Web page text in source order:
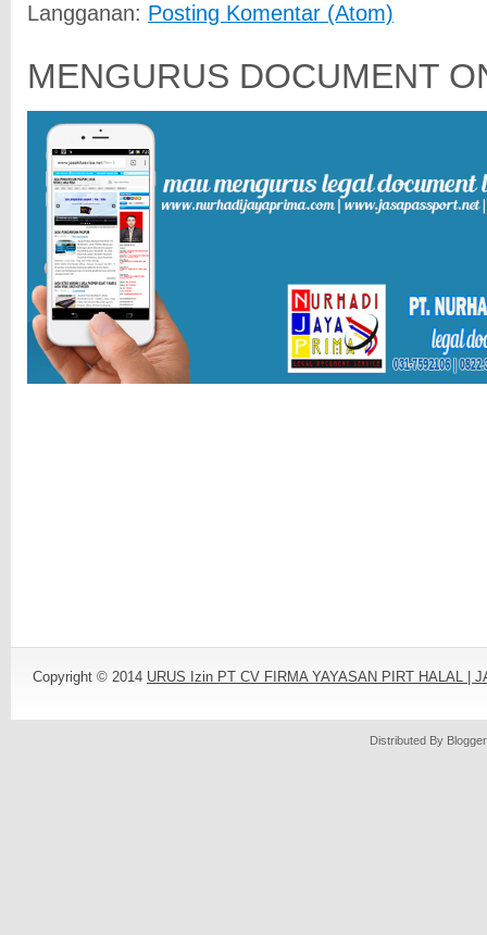
Langganan: Posting Komentar (Atom)
MENGURUS DOCUMENT
Copyright © 2014 URUS Izin PT CV FIRMA YAYASAN PIRT HALAL |
Distributed By